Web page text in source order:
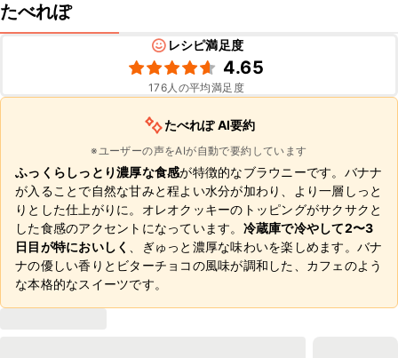
たべれぽ
レシピ満足度
4.65
176人の平均満足度
たべれぽ AI要約
※ユーザーの声をAIが自動で要約しています
ふっくらしっとり濃厚な食感が特徴的なブラウニーです。バナナ
が入ることで自然な甘みと程よい水分が加わり、より一層しっと
りとした仕上がりに。オレオクッキーのトッピングがサクサクと
した食感のアクセントになっています。 冷蔵庫で冷やして2〜3
日目が特においしく
、ぎゅっと濃厚な味わいを楽しめます。バナ
ナの優しい香りとビターチョコの風味が調和した、カフェのよう
な本格的なスイーツです。